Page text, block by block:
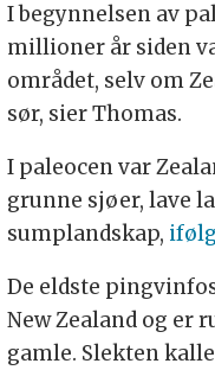
I begynnelsen av
millioner år siden
området, selv om
sør, sier Thomas.
I paleocen var
grunne sjøer, lave
sumplandskap,
De eldste
New Zealand og er
gamle. Slekten